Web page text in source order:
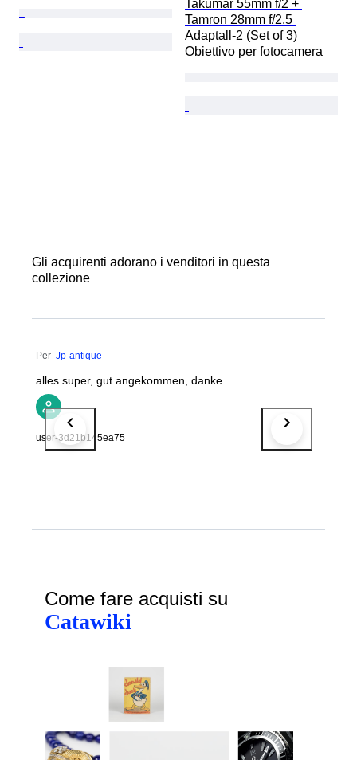
Takumar 55mm f/2 +
Tamron 28mm f/2.5
Adaptall-2 (Set of 3)
Obiettivo per fotocamera
Gli acquirenti adorano i venditori in questa
collezione
Per Jp-antique
alles super, gut angekommen, danke
user-3d21b145ea75
Come fare acquisti su
Catawiki